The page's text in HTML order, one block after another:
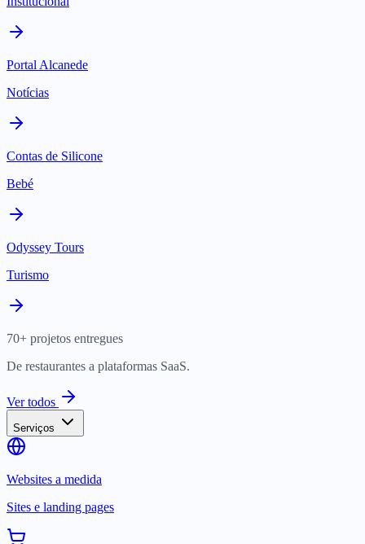
Portal Alcanede
Notícias
Contas de Silicone
Bebé
Odyssey Tours
Turismo
70+ projetos entregues
De restaurantes a plataformas SaaS.
Ver todos
Serviços
Websites a medida
Sites e landing pages